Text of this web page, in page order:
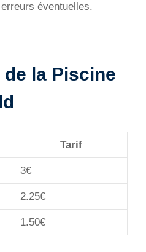
éventuelles.
la Piscine
Tarif
3€
2.25€
1.50€